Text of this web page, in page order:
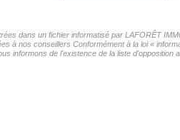
dans un fichier informatisé par LAFORÊT
à nos conseillers Conformément à la loi «
informons de l'existence de la liste